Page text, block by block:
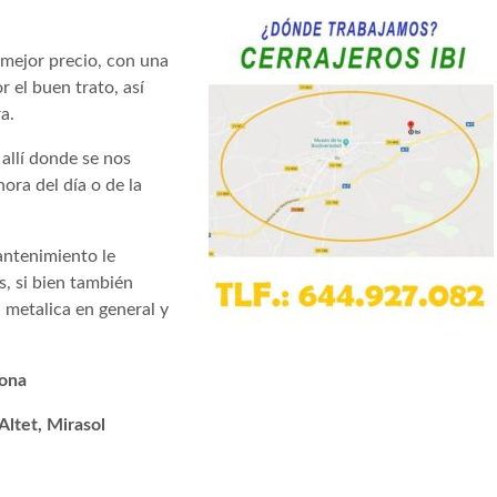
precio, con una
el buen trato, así
donde se nos
del día o de la
le
si bien también
en general y
Mirasol